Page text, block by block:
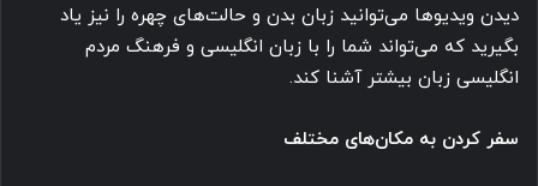
دیدن ویدیوها می‌توانید زبان بدن و حالت‌های چهره را نیز یاد
بگیرید که می‌تواند شما را با زبان انگلیسی و فرهنگ مردم
انگلیسی زبان بیشتر آشنا کند.
سفر کردن به مکان‌های مختلف